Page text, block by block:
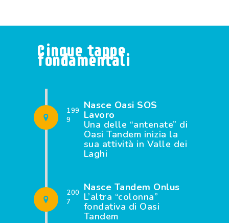
Cinque tappe
fondamentali
199
9
Nasce Oasi SOS
Lavoro
Una delle “antenate” di
Oasi Tandem inizia la
sua attività in Valle dei
Laghi
200
7
Nasce Tandem Onlus
L’altra “colonna”
fondativa di Oasi
Tandem